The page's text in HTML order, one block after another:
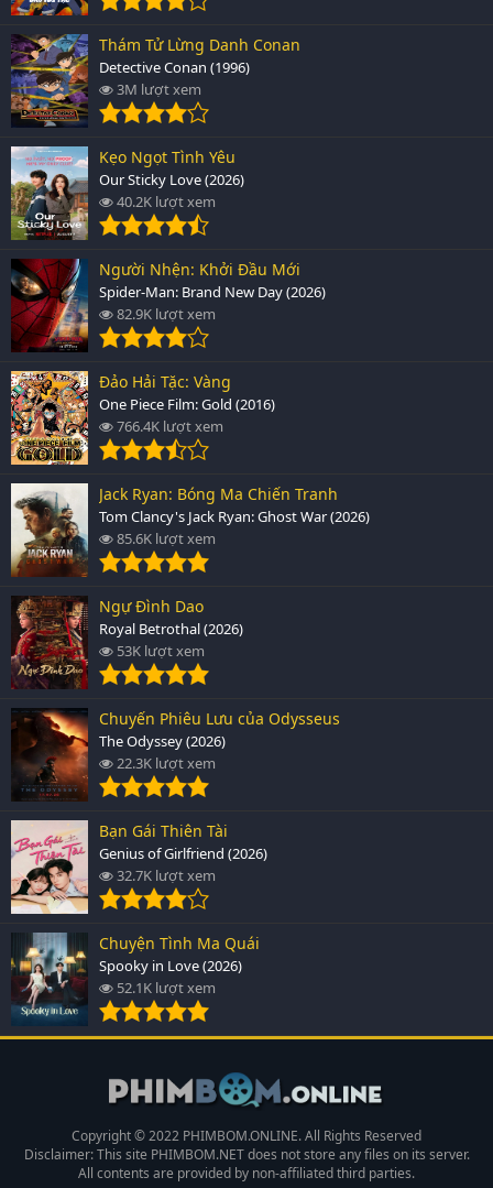
Thám Tử Lừng Danh Conan
Detective Conan (1996)
3M lượt xem
Kẹo Ngọt Tình Yêu
Our Sticky Love (2026)
40.2K lượt xem
Người Nhện: Khởi Đầu Mới
Spider-Man: Brand New Day (2026)
82.9K lượt xem
Đảo Hải Tặc: Vàng
One Piece Film: Gold (2016)
766.4K lượt xem
Jack Ryan: Bóng Ma Chiến Tranh
Tom Clancy's Jack Ryan: Ghost War (2026)
85.6K lượt xem
Ngự Đình Dao
Royal Betrothal (2026)
53K lượt xem
Chuyến Phiêu Lưu của Odysseus
The Odyssey (2026)
22.3K lượt xem
Bạn Gái Thiên Tài
Genius of Girlfriend (2026)
32.7K lượt xem
Chuyện Tình Ma Quái
Spooky in Love (2026)
52.1K lượt xem
Copyright © 2022 PHIMBOM.ONLINE. All Rights Reserved
Disclaimer: This site PHIMBOM.NETdoes not store any files on its server.
All contents are provided by non-affiliated third parties.